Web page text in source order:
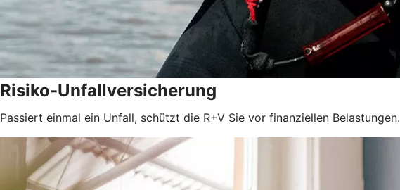
Risiko-Unfallversicherung
Passiert einmal ein Unfall, schützt die R+V Sie vor finanziellen Belastungen.